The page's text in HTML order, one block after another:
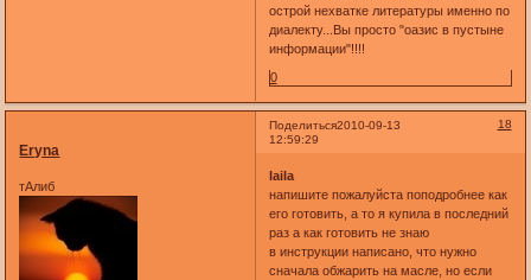
острой нехватке литературы именно по
диалекту...Вы просто "оазис в пустыне
информации"!!!!
0
Поделиться 18
2010-09-13
12:59:29
Eryna
тАлиб
laila
напишите пожалуйста поподробнее как
его готовить, а то я купила в последний
раз а как готовить не знаю
в инструкции написано, что нужно
сначала обжарить на масле, но если